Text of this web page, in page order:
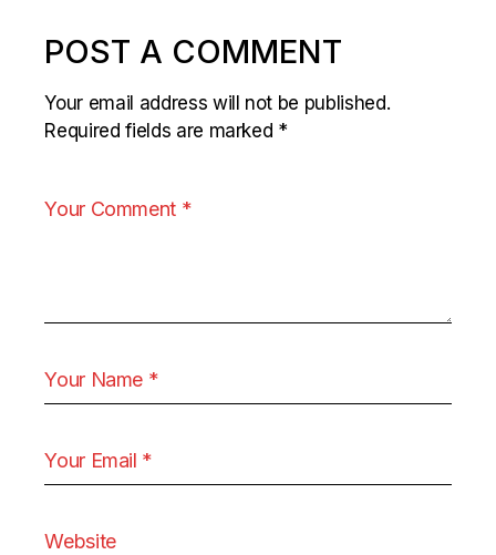
POST A COMMENT
Your email address will not be published.
Required fields are marked *